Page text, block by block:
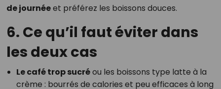
de journéeet préférez les boissons douces.
6. Ce qu’il faut éviter dans
les deux cas
Le café trop sucréou les boissons type latte à la
crème : bourrés de calories et peu efficaces à long